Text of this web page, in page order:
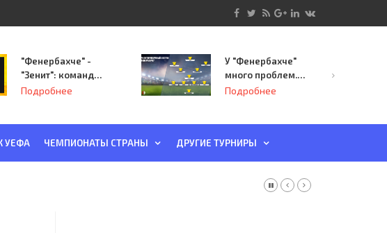
"Фенербахче" -
"Зенит": команда
Семака начинает
Подробнее
У "Фенербахче"
много проблем.
Но он опасен для
Подробнее
УЕФА ЧЕМПИОНАТЫ СТРАНЫ ДРУГИЕ ТУРНИРЫ